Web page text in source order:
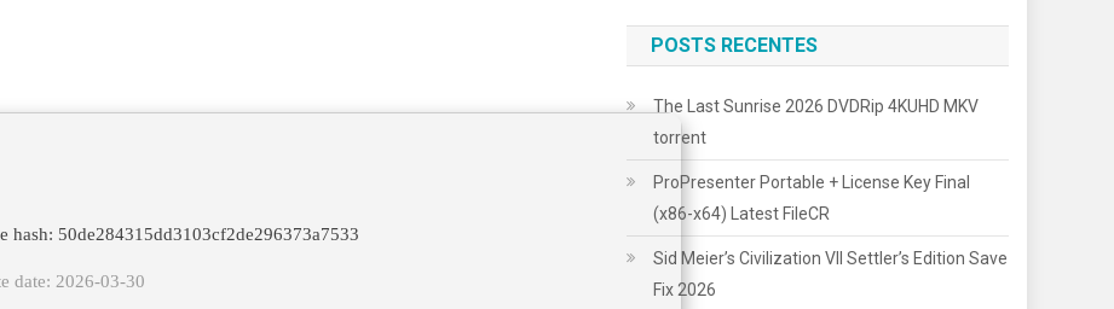
hash: 50de284315dd3103cf2de296373a7533
date: 2026-03-30
POSTS RECENTES
The Last Sunrise 2026 DVDRip 4KUHD MKV
torrent
ProPresenter Portable + License Key Final
(x86-x64) Latest FileCR
Sid Meier’s Civilization VII Settler’s Edition Save
Fix 2026